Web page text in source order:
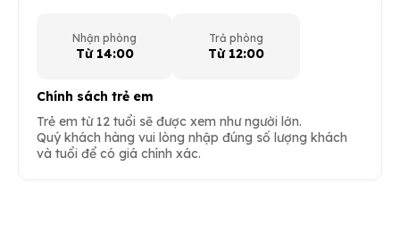
Nhận phòng
Từ 14:00
Trả phòng
Từ 12:00
Chính sách trẻ em
Trẻ em từ 12 tuổi sẽ được xem như người lớn.
Quý khách hàng vui lòng nhập đúng số lượng khách
và tuổi để có giá chính xác.